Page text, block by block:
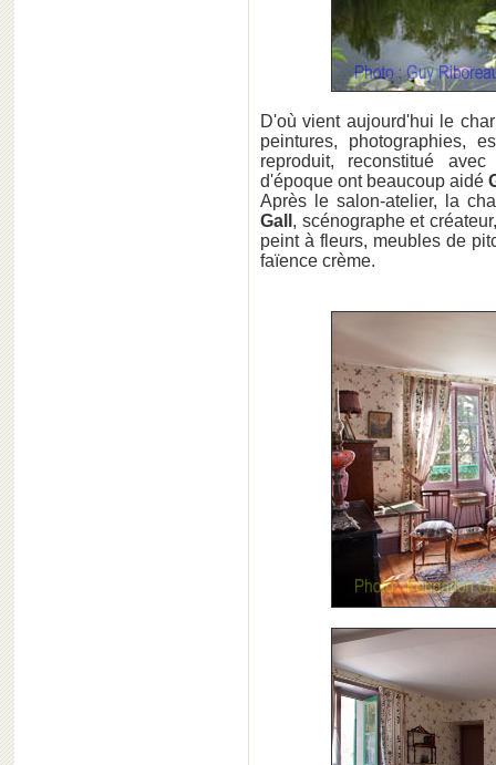
D'où vient aujourd'hui le
peintures, photographies,
reproduit, reconstitué
d'époque ont beaucoup aidé
Après le salon-atelier, la
Gall , scénographe et
peint à fleurs, meubles de
faïence crème.